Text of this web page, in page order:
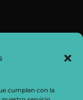
cumplen con la